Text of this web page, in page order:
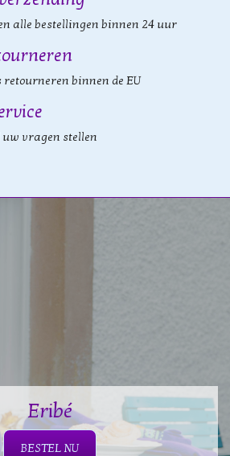
alle bestellingen binnen 24 uur
binnen de EU
vragen stellen
Eribé
BESTEL NU